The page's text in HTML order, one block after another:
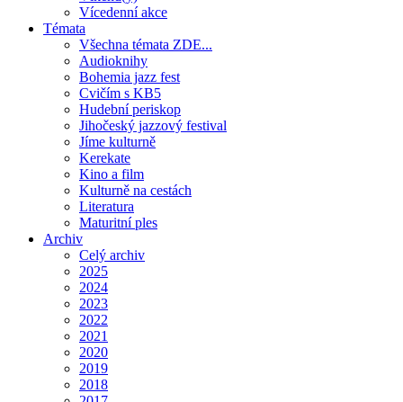
Vícedenní akce
Témata
Všechna témata ZDE...
Audioknihy
Bohemia jazz fest
Cvičím s KB5
Hudební periskop
Jihočeský jazzový festival
Jíme kulturně
Kerekate
Kino a film
Kulturně na cestách
Literatura
Maturitní ples
Archiv
Celý archiv
2025
2024
2023
2022
2021
2020
2019
2018